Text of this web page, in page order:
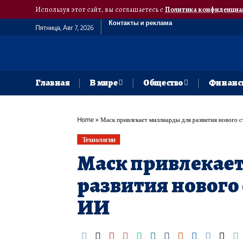
Используя этот сайт, вы соглашаетесь сПолитика
Пятница, Авг 7, 2026
Контакты и реклама
Главная В мире Общество
Home» Маск привлекает миллиарды для развития нового
Технологии
Маск
развития
ИИ